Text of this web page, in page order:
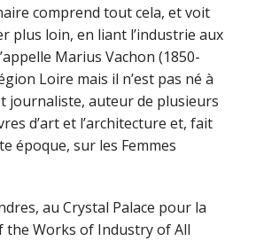
comprend tout cela, et voit
plus loin, en liant l’industrie aux
Marius Vachon (1850-
Loire mais il n’est pas né à
journaliste, auteur de plusieurs
d’art et l’architecture et, fait
époque, sur les Femmes
au Crystal Palace pour la
the Works of Industry of All